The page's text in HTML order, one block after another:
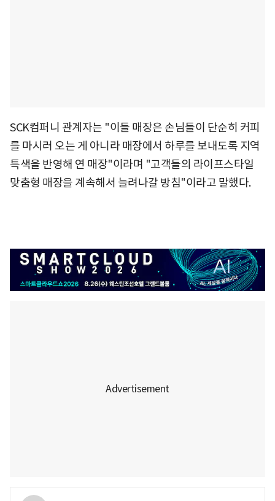
SCK컴퍼니 관계자는 "이들 매장은 손님들이 단순히 커피
를 마시러 오는 게 아니라 매장에서 하루를 보내도록 지역
특색을 반영해 연 매장"이라며 "고객들의 라이프스타일
맞춤형 매장을 계속해서 늘려나갈 방침"이라고 말했다.